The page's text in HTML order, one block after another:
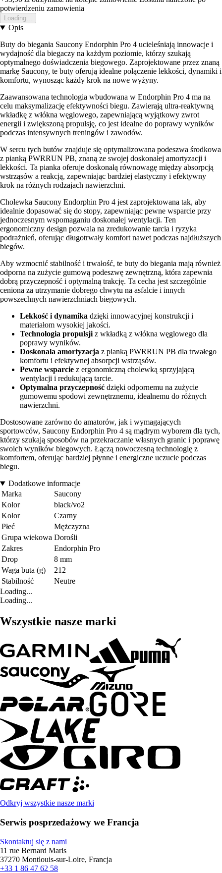
potwierdzeniu zamowienia
Loading...
Opis
Buty do biegania Saucony Endorphin Pro 4 ucieleśniają innowacje i
wydajność dla biegaczy na każdym poziomie, którzy szukają
optymalnego doświadczenia biegowego. Zaprojektowane przez znaną
markę Saucony, te buty oferują idealne połączenie lekkości, dynamiki i
komfortu, wynosząc każdy krok na nowe wyżyny.
Zaawansowana technologia wbudowana w Endorphin Pro 4 ma na
celu maksymalizację efektywności biegu. Zawierają ultra-reaktywną
wkładkę z włókna węglowego, zapewniającą wyjątkowy zwrot
energii i zwiększoną propulsję, co jest idealne do poprawy wyników
podczas intensywnych treningów i zawodów.
W sercu tych butów znajduje się optymalizowana podeszwa środkowa
z pianką PWRRUN PB, znaną ze swojej doskonałej amortyzacji i
lekkości. Ta pianka oferuje doskonałą równowagę między absorpcją
wstrząsów a reakcją, zapewniając bardziej elastyczny i efektywny
krok na różnych rodzajach nawierzchni.
Cholewka Saucony Endorphin Pro 4 jest zaprojektowana tak, aby
idealnie dopasować się do stopy, zapewniając pewne wsparcie przy
jednoczesnym wspomaganiu doskonałej wentylacji. Ten
ergonomiczny design pozwala na zredukowanie tarcia i ryzyka
podrażnień, oferując długotrwały komfort nawet podczas najdłuższych
biegów.
Aby wzmocnić stabilność i trwałość, te buty do biegania mają również
odporna na zużycie gumową podeszwę zewnętrzną, która zapewnia
dobrą przyczepność i optymalną trakcję. Ta cecha jest szczególnie
ceniona za utrzymanie dobrego chwytu na asfalcie i innych
powszechnych nawierzchniach biegowych.
Lekkość i dynamika dzięki innowacyjnej konstrukcji i
materiałom wysokiej jakości.
Technologia propulsji z wkładką z włókna węglowego dla
poprawy wyników.
Doskonala amortyzacja z pianką PWRRUN PB dla trwałego
komfortu i efektywnej absorpcji wstrząsów.
Pewne wsparcie z ergonomiczną cholewką sprzyjającą
wentylacji i redukującą tarcie.
Optymalna przyczepność dzięki odpornemu na zużycie
gumowemu spodowi zewnętrznemu, idealnemu do różnych
nawierzchni.
Dostosowane zarówno do amatorów, jak i wymagających
sportowców, Saucony Endorphin Pro 4 są mądrym wyborem dla tych,
którzy szukają sposobów na przekraczanie własnych granic i poprawę
swoich wyników biegowych. Łączą nowoczesną technologię z
komfortem, oferując bardziej płynne i energiczne uczucie podczas
biegu.
Dodatkowe informacje
Marka
Saucony
Kolor
black/vo2
Kolor
Czarny
Płeć
Mężczyzna
Grupa wiekowa Dorośli
Zakres
Endorphin Pro
Drop
8 mm
Waga buta (g)
212
Stabilność
Neutre
Loading...
Loading...
Wszystkie nasze marki
Odkryj wszystkie nasze marki
Serwis posprzedażowy we Francja
Skontaktuj się z nami
11 rue Bernard Maris
37270 Montlouis-sur-Loire, Francja
+33 1 86 47 62 58